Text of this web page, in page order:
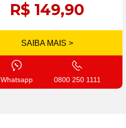
R$ 149,90
SAIBA MAIS >
Whatsapp 0800 250 1111